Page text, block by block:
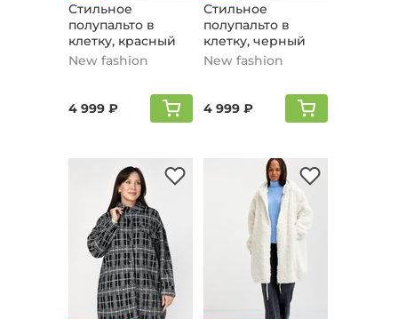
Стильное
полупальто в
клетку, красный
New fashion
4 999 ₽
Стильное
полупальто в
клетку, черный
New fashion
4 999 ₽